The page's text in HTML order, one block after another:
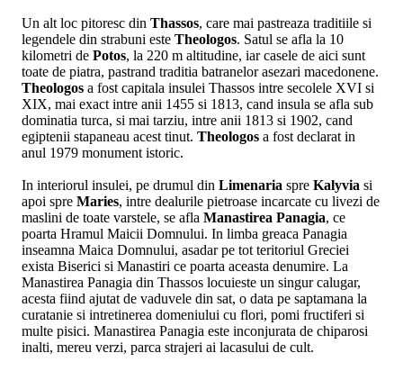
Un alt loc pitoresc din Thassos, care mai pastreaza traditiile si
legendele din strabuni este Theologos. Satul se afla la 10
kilometri de Potos, la 220 m altitudine, iar casele de aici sunt
toate de piatra, pastrand traditia batranelor asezari macedonene.
Theologos a fost capitala insulei Thassos intre secolele XVI si
XIX, mai exact intre anii 1455 si 1813, cand insula se afla sub
dominatia turca, si mai tarziu, intre anii 1813 si 1902, cand
egiptenii stapaneau acest tinut. Theologos a fost declarat in
anul 1979 monument istoric.
In interiorul insulei, pe drumul din Limenaria spre Kalyvia si
apoi spre Maries, intre dealurile pietroase incarcate cu livezi de
maslini de toate varstele, se afla Manastirea Panagia, ce
poarta Hramul Maicii Domnului. In limba greaca Panagia
inseamna Maica Domnului, asadar pe tot teritoriul Greciei
exista Biserici si Manastiri ce poarta aceasta denumire. La
Manastirea Panagia din Thassos locuieste un singur calugar,
acesta fiind ajutat de vaduvele din sat, o data pe saptamana la
curatanie si intretinerea domeniului cu flori, pomi fructiferi si
multe pisici. Manastirea Panagia este inconjurata de chiparosi
inalti, mereu verzi, parca strajeri ai lacasului de cult.